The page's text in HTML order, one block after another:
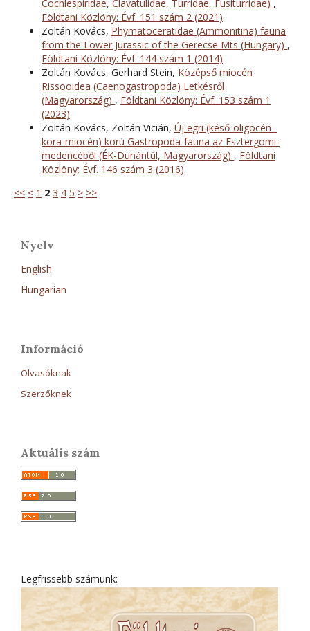
Cochlespiridae, Clavatulidae, Turridae, Fusiturridae) ,
Földtani Közlöny: Évf. 151 szám 2 (2021)
Zoltán Kovács, Phymatoceratidae (Ammonitina) fauna
from the Lower Jurassic of the Gerecse Mts (Hungary) ,
Földtani Közlöny: Évf. 144 szám 1 (2014)
Zoltán Kovács, Gerhard Stein, Középső miocén
Rissooidea (Caenogastropoda) Letkésről
(Magyarország) , Földtani Közlöny: Évf. 153 szám 1
(2023)
Zoltán Kovács, Zoltán Vicián, Új egri (késő-oligocén–
kora-miocén) korú Gastropoda-fauna az Esztergomi-
medencéből (ÉK-Dunántúl, Magyarország) , Földtani
Közlöny: Évf. 146 szám 3 (2016)
<< < 1 2 3 4 5 > >>
Nyelv
English
Hungarian
Információ
Olvasóknak
Szerzőknek
Aktuális szám
Legfrissebb számunk: